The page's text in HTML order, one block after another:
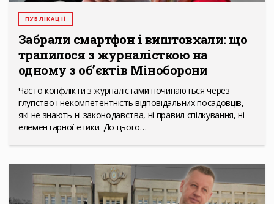
ПУБЛІКАЦІЇ
Забрали смартфон і виштовхали: що
трапилося з журналісткою на
одному з об’єктів Міноборони
Часто конфлікти з журналістами починаються через
глупство і некомпетентність відповідальних посадовців,
які не знають ні законодавства, ні правил спілкування, ні
елементарної етики. До цього…